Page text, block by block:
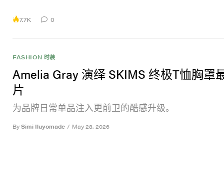
7.7K 0
FASHION 时装
Amelia Gray 演绎 SKIMS 终极T恤胸罩
片
为品牌日常单品注入更前卫的酷感升级。
By Simi Iluyomade / May 28, 2026